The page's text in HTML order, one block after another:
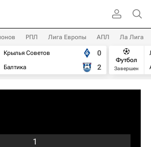
РПЛ Лига Европы АПЛ Ла Лига
Крылья Советов
Балтика
0
2
Футбол
Завершен
1